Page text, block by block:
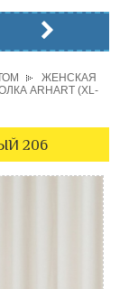
ЖЕНСКАЯ
ARHART (XL-
206